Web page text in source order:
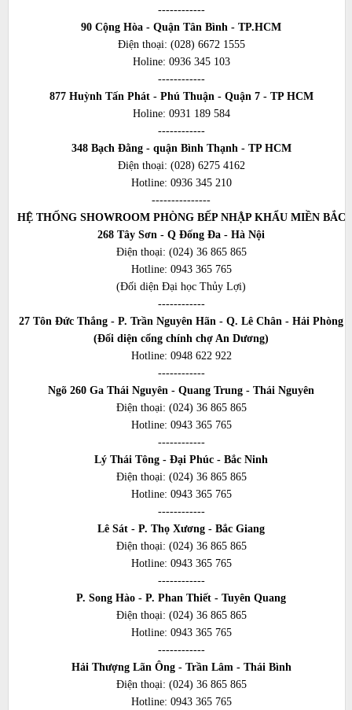
------------
90 Cộng Hòa - Quận Tân Bình - TP.HCM
Điện thoại: (028) 6672 1555
Holine: 0936 345 103
------------
877 Huỳnh Tấn Phát - Phú Thuận - Quận 7 - TP HCM
Holine: 0931 189 584
------------
348 Bạch Đằng - quận Bình Thạnh - TP HCM
Điện thoại: (028) 6275 4162
Hotline: 0936 345 210
---------------
HỆ THỐNG SHOWROOM PHÒNG BẾP NHẬP KHẨU MIỀN BẮC
268 Tây Sơn - Q Đống Đa - Hà Nội
Điện thoại: (024) 36 865 865
Hotline: 0943 365 765
(Đối diện Đại học Thủy Lợi)
------------
27 Tôn Đức Thắng - P. Trần Nguyên Hãn - Q. Lê Chân - Hải Phòng
(Đối diện cổng chính chợ An Dương)
Hotline: 0948 622 922
------------
Ngõ 260 Ga Thái Nguyên - Quang Trung - Thái Nguyên
Điện thoại: (024) 36 865 865
Hotline: 0943 365 765
------------
Lý Thái Tông - Đại Phúc - Bắc Ninh
Điện thoại: (024) 36 865 865
Hotline: 0943 365 765
------------
Lê Sát - P. Thọ Xương - Bắc Giang
Điện thoại: (024) 36 865 865
Hotline: 0943 365 765
------------
P. Song Hào - P. Phan Thiết - Tuyên Quang
Điện thoại: (024) 36 865 865
Hotline: 0943 365 765
------------
Hải Thượng Lãn Ông - Trần Lâm - Thái Bình
Điện thoại: (024) 36 865 865
Hotline: 0943 365 765